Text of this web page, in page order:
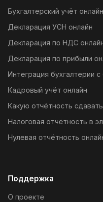
Бухгалтерский учёт онлайн
Декларация УСН онлайн
Декларация по НДС
Декларация по прибыли
Интеграция бухгалтерии с
Кадровый учёт онлайн
Какую отчётность
Налоговая отчётность в
Нулевая отчётность
Поддержка
О проекте